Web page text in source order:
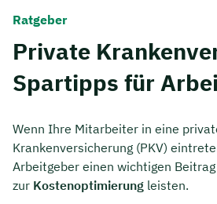
Finanzen
Über Uns
Ratgeber
Private
Spartipps für
Wenn Ihre Mitarbeiter in eine
Krankenversicherung (PKV)
Arbeitgeber einen wichtigen Beitrag
zur Kostenoptimierung leisten.